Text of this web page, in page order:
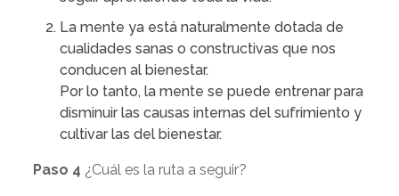
La mente ya está naturalmente dotada de
cualidades sanas o constructivas que nos
conducen al bienestar.
Por lo tanto, la mente se puede entrenar para
disminuir las causas internas del sufrimiento y
cultivar las del bienestar.
Paso 4 ¿Cuál es la ruta a seguir?